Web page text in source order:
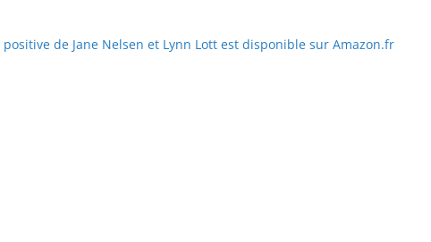
de Jane Nelsen et Lynn Lott est disponible sur Amazon.fr